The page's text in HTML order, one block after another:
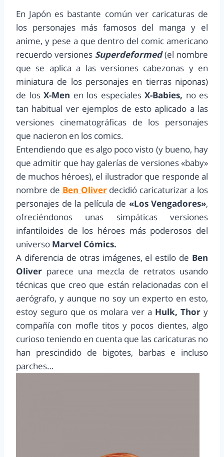
En Japón es bastante común ver caricaturas de
los personajes más famosos del manga y el
anime, y pese a que dentro del comic americano
recuerdo versiones Superdeformed(el nombre
que se aplica a las versiones cabezonas y en
miniatura de los personajes en tierras niponas)
de los X-Men en los especialesX-Babies, no es
tan habitual ver ejemplos de esto aplicado a las
versiones cinematográficas de los personajes
que nacieron en los comics.
Entendiendo que es algo poco visto (y bueno, hay
que admitir que hay galerías de versiones «baby»
de muchos héroes), el ilustrador que responde al
nombre de Ben Oliverdecidió caricaturizar a los
personajes de la película de «Los Vengadores»,
ofreciéndonos unas simpáticas versiones
infantiloides de los héroes más poderosos del
universo Marvel Cómics.
A diferencia de otras imágenes, el estilo de Ben
Oliver parece una mezcla de retratos usando
técnicas que creo que están relacionadas con el
aerógrafo, y aunque no soy un experto en esto,
estoy seguro que os molara ver a Hulk, Thory
compañía con mofle titos y pocos dientes, algo
curioso teniendo en cuenta que las caricaturas no
han prescindido de bigotes, barbas e incluso
parches…